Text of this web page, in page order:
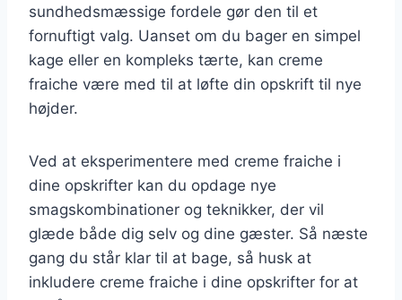
sundhedsmæssige fordele gør den til et
fornuftigt valg. Uanset om du bager en simpel
kage eller en kompleks tærte, kan creme
fraiche være med til at løfte din opskrift til nye
højder.
Ved at eksperimentere med creme fraiche i
dine opskrifter kan du opdage nye
smagskombinationer og teknikker, der vil
glæde både dig selv og dine gæster. Så næste
gang du står klar til at bage, så husk at
inkludere creme fraiche i dine opskrifter for at